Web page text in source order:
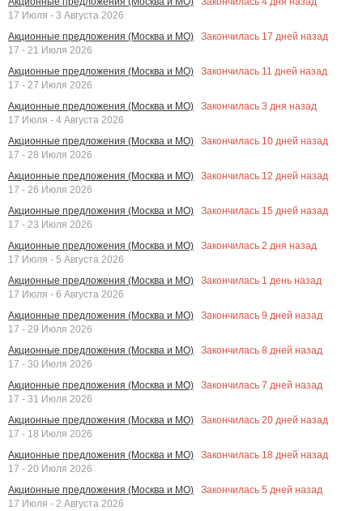
17 Июля - 3 Августа 2026
Акционные предложения (Москва и МО)
Закончилась 17 дней назад
17 - 21 Июля 2026
Акционные предложения (Москва и МО)
Закончилась 11 дней назад
17 - 27 Июля 2026
Акционные предложения (Москва и МО)
Закончилась 3 дня назад
17 Июля - 4 Августа 2026
Акционные предложения (Москва и МО)
Закончилась 10 дней назад
17 - 28 Июля 2026
Акционные предложения (Москва и МО)
Закончилась 12 дней назад
17 - 26 Июля 2026
Акционные предложения (Москва и МО)
Закончилась 15 дней назад
17 - 23 Июля 2026
Акционные предложения (Москва и МО)
Закончилась 2 дня назад
17 Июля - 5 Августа 2026
Акционные предложения (Москва и МО)
Закончилась 1 день назад
17 Июля - 6 Августа 2026
Акционные предложения (Москва и МО)
Закончилась 9 дней назад
17 - 29 Июля 2026
Акционные предложения (Москва и МО)
Закончилась 8 дней назад
17 - 30 Июля 2026
Акционные предложения (Москва и МО)
Закончилась 7 дней назад
17 - 31 Июля 2026
Акционные предложения (Москва и МО)
Закончилась 20 дней назад
17 - 18 Июля 2026
Акционные предложения (Москва и МО)
Закончилась 18 дней назад
17 - 20 Июля 2026
Акционные предложения (Москва и МО)
Закончилась 5 дней назад
17 Июля - 2 Августа 2026